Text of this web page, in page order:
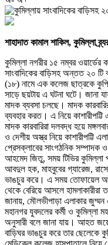
শাহাদাত কামাল শাকিল, কুমিল্লা
কুমিল্লা নগরীর ১৫ নম্বর ওয়ার্ডের
সাংবাদিকের বাড়িসহ অন্তত ২০
(১৮) নামে এক কলেজ ছাত্রকে
সাড়ে ছয়টায় এ ঘটনা ঘটে। জানা
মাদক ব্যবসা চলছে। মাদক
ব্যবহার করত। এ নিয়ে
মাদক কারবারিরা দলবদ্ধ হয়ে
ও দেশীয় অস্ত্র নিয়ে কাশারীপট্টি
প্রেসক্লাবের সাংগঠনিক
আহমেদ জিতু, সময় টিভির কুমিল্লা
আবদুল হক, মাহবুবের গ্যারেজ,
ভাঙচুর করে। এ সময় তোফায়েল
থেকে বেরিয়ে আসলে হামলাকারীরা
জানায়, মৌলভীপাড়া এলাকার
মহানগর যুবদলের কর্মী ও কুমিল্লা
অনুসারী বলে জানা যায়। আহত
বাড়িঘর ভাঙচুর করে তার